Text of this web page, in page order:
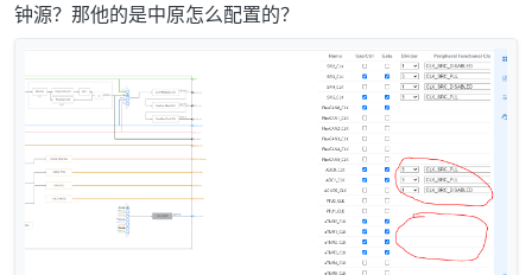
钟源？那他的是中原怎么配置的？